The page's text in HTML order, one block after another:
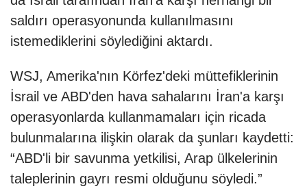
saldırı operasyonunda kullanılmasını
istemediklerini söylediğini aktardı.
WSJ, Amerika'nın Körfez'deki müttefiklerinin
İsrail ve ABD'den hava sahalarını İran'a karşı
operasyonlarda kullanmamaları için ricada
bulunmalarına ilişkin olarak da şunları kaydetti:
“ABD'li bir savunma yetkilisi, Arap ülkelerinin
taleplerinin gayrı resmi olduğunu söyledi.”